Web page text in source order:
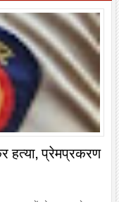
हत्या, प्रेमप्रकरण